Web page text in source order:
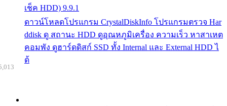
เช็ค HDD) 9.9.1
ดาวน์โหลดโปรแกรม CrystalDiskInfo โปรแกรมตรวจ Har
ddisk ดู สถานะ HDD ดูอุณหภูมิเครื่อง ความเร็ว หาสาเหต
คอมพัง ดูฮาร์ดดิสก์ SSD ทั้ง Internal และ External HDD ไ
ด้